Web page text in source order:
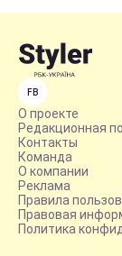
FB
О проекте
Редакционная
Контакты
Команда
О компании
Реклама
Правила
Правовая
Политика